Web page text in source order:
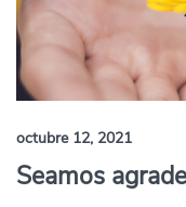
octubre 12, 2021
Seamos